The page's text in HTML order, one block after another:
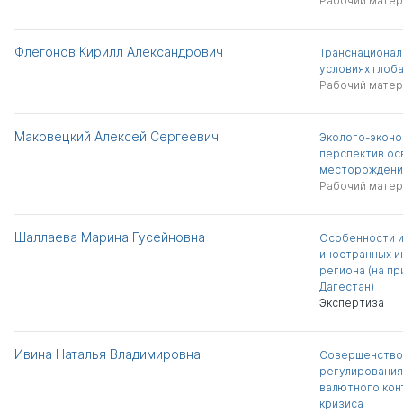
Флегонов Кирилл Александрович
условиях
Рабочий
Маковецкий Алексей Сергеевич
Эколого-
перспектив
Рабочий
Шаллаева Марина Гусейновна
Особенности
иностранных
региона (на
Дагестан)
Экспертиза
Ивина Наталья Владимировна
валютного
кризиса